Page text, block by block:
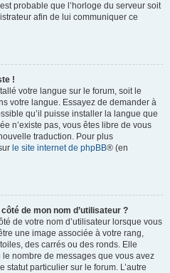
probable que l’horloge du serveur soit
afin de lui communiquer ce
!
votre langue sur le forum, soit le
votre langue. Essayez de demander à
qu’il puisse installer la langue que
n’existe pas, vous êtes libre de vous
traduction. Pour plus
le site internet de phpBB® (en
de mon nom d’utilisateur ?
de votre nom d’utilisateur lorsque vous
une image associée à votre rang,
des carrés ou des ronds. Elle
nombre de messages que vous avez
particulier sur le forum. L’autre